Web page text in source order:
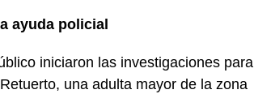
ayuda policial
iniciaron las investigaciones para
una adulta mayor de la zona